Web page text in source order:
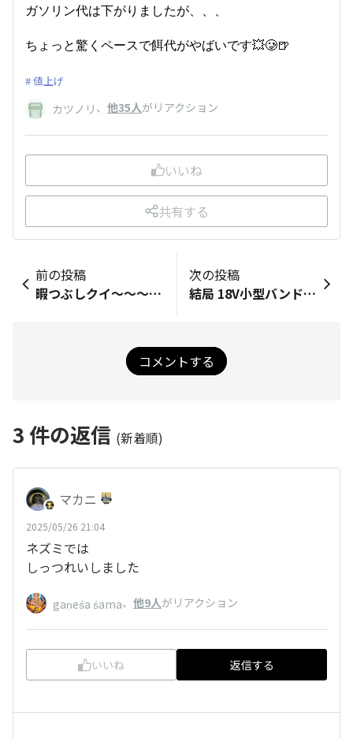
ガソリン代は下がりましたが、、、
ちょっと驚くペースで餌代がやばいです💥🥲🍺
値上げ
カツノリ 、 他35人がリアクション
いいね
共有する
前の投稿
暇つぶしクイ〜～～ズ。😁
次の投稿
結局 18V小型バンドソーも買う
コメントする
3 件の返信 (新着順)
マカニ
2025/05/26 21:04
ネズミでは
しっつれいしました
gaṇeśa śama、 他9人がリアクション
いいね 返信する